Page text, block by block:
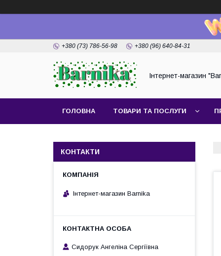
+380 (73) 786-56-98 +380 (96) 640-84-31
Інтернет-магазин
ГОЛОВНА ТОВАРИ ТА ПОСЛУГИ
КОНТАКТИ
Інтернет-магазин Barnika
Сидорук Ангеліна Сергіївна